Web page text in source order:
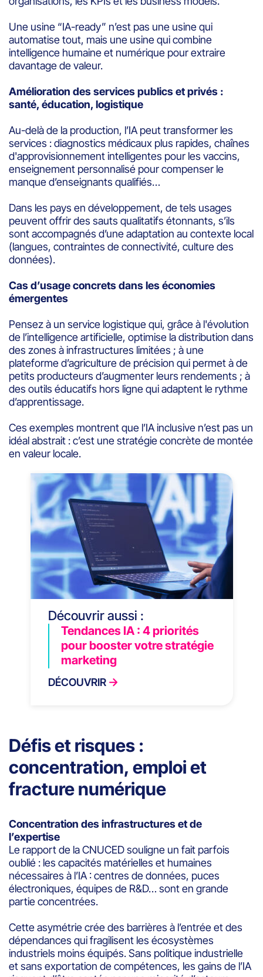
Une usine “IA-ready” n’est pas une usine qui
automatise tout, mais une usine qui combine
intelligence humaine et numérique pour extraire
davantage de valeur.
Amélioration des services publics et privés :
santé, éducation, logistique
Au-delà de la production, l’IA peut transformer les
services : diagnostics médicaux plus rapides, chaînes
d'approvisionnement intelligentes pour les vaccins,
enseignement personnalisé pour compenser le
manque d’enseignants qualifiés…
Dans les pays en développement, de tels usages
peuvent offrir des sauts qualitatifs étonnants, s’ils
sont accompagnés d’une adaptation au contexte local
(langues, contraintes de connectivité, culture des
données).
Cas d’usage concrets dans les économies
émergentes
Pensez à un service logistique qui, grâce à l'évolution
de l’intelligence artificielle, optimise la distribution dans
des zones à infrastructures limitées ; à une
plateforme d’agriculture de précision qui permet à de
petits producteurs d’augmenter leurs rendements ; à
des outils éducatifs hors ligne qui adaptent le rythme
d’apprentissage.
Ces exemples montrent que l’IA inclusive n’est pas un
idéal abstrait : c’est une stratégie concrète de montée
en valeur locale.
Découvrir aussi :
Tendances IA : 4 priorités
pour booster votre stratégie
marketing
DÉCOUVRIR
Défis et risques :
concentration, emploi et
fracture numérique
Concentration des infrastructures et de
l’expertise
Le rapport de la CNUCED souligne un fait parfois
oublié : les capacités matérielles et humaines
nécessaires à l’IA : centres de données, puces
électroniques, équipes de R&D… sont en grande
partie concentrées.
Cette asymétrie crée des barrières à l’entrée et des
dépendances qui fragilisent les écosystèmes
industriels moins équipés. Sans politique industrielle
et sans exportation de compétences, les gains de l’IA